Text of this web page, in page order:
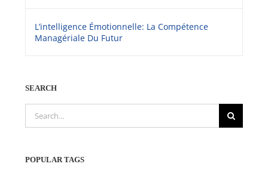
L’intelligence Émotionnelle: La Compétence
Managériale Du Futur
SEARCH
Search
for:
POPULAR TAGS